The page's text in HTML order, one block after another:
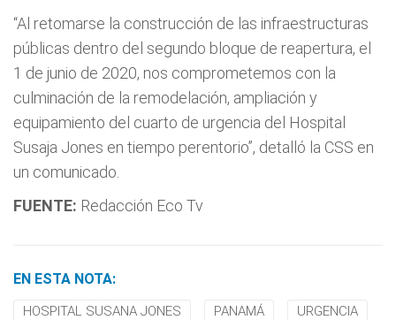
“Al retomarse la construcción de las infraestructuras
públicas dentro del segundo bloque de reapertura, el
1 de junio de 2020, nos comprometemos con la
culminación de la remodelación, ampliación y
equipamiento del cuarto de urgencia del Hospital
Susaja Jones en tiempo perentorio”, detalló la CSS en
un comunicado.
FUENTE: Redacción Eco Tv
EN ESTA NOTA:
HOSPITAL SUSANA JONES PANAMÁ URGENCIA